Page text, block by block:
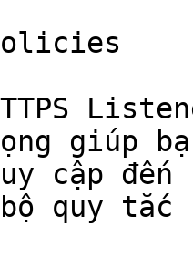
giúp
cập đến
quy tắc